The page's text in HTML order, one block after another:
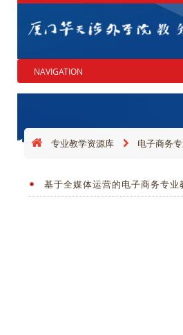
专业教学资源库 电子商务
基于全媒体运营的电子商务专业